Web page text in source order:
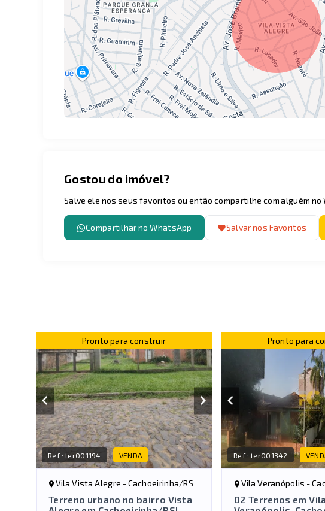
Gostou do imóvel?
Salve ele nos seus favoritos ou então compartilhe com alguém no
Compartilhar no WhatsApp Salvar nos Favoritos
Pronto para construir
Ref.:ter001194 VENDA
Vila Vista Alegre - Cachoeirinha/RS
Terreno urbano no bairro Vista
Pronto para
Ref.:ter001342
Vila Veranópolis -
02 Terrenos em Vila